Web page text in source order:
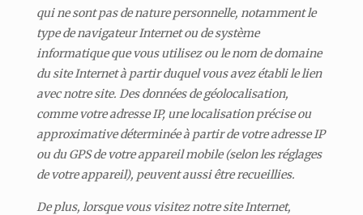
qui ne sont pas de nature personnelle, notamment le
type de navigateur Internet ou de système
informatique que vous utilisez ou le nom de domaine
du site Internet à partir duquel vous avez établi le lien
avec notre site. Des données de géolocalisation,
comme votre adresse IP, une localisation précise ou
approximative déterminée à partir de votre adresse IP
ou du GPS de votre appareil mobile (selon les réglages
de votre appareil), peuvent aussi être recueillies.
De plus, lorsque vous visitez notre site Internet,